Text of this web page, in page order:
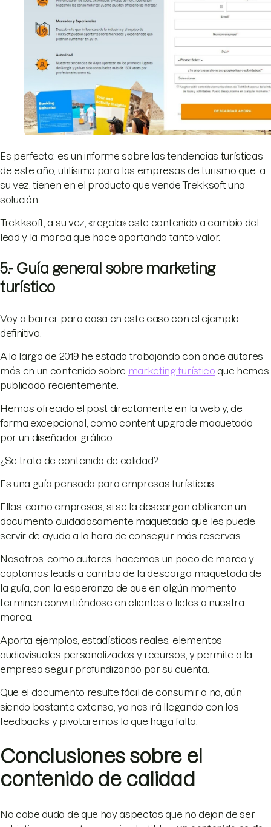
Es perfecto: es un informe sobre las tendencias turísticas
de este año, utilísimo para las empresas de turismo que, a
su vez, tienen en el producto que vende Trekksoft una
solución.
Trekksoft, a su vez, «regala» este contenido a cambio del
lead y la marca que hace aportando tanto valor.
5.- Guía general sobre marketing
turístico
Voy a barrer para casa en este caso con el ejemplo
definitivo.
A lo largo de 2019 he estado trabajando con once autores
más en un contenido sobre marketing turístico que hemos
publicado recientemente.
Hemos ofrecido el post directamente en la web y, de
forma excepcional, como content upgrade maquetado
por un diseñador gráfico.
¿Se trata de contenido de calidad?
Es una guía pensada para empresas turísticas.
Ellas, como empresas, si se la descargan obtienen un
documento cuidadosamente maquetado que les puede
servir de ayuda a la hora de conseguir más reservas.
Nosotros, como autores, hacemos un poco de marca y
captamos leads a cambio de la descarga maquetada de
la guía, con la esperanza de que en algún momento
terminen convirtiéndose en clientes o fieles a nuestra
marca.
Aporta ejemplos, estadísticas reales, elementos
audiovisuales personalizados y recursos, y permite a la
empresa seguir profundizando por su cuenta.
Que el documento resulte fácil de consumir o no, aún
siendo bastante extenso, ya nos irá llegando con los
feedbacks y pivotaremos lo que haga falta.
Conclusiones sobre el
contenido de calidad
No cabe duda de que hay aspectos que no dejan de ser